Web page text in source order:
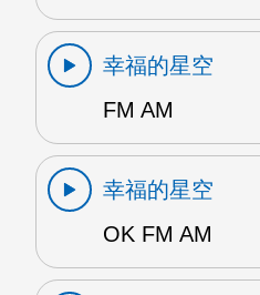
幸福的星空
FM AM
幸福的星空
OK FM AM